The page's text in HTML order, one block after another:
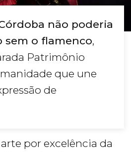
não poderia
sem o flamenco,
Patrimônio
que une
de
por excelência da